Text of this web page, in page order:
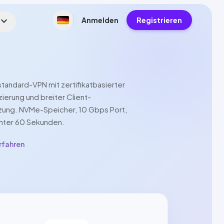
Anmelden Registrieren
VPN mit zertifikatbasierter
und breiter Client-
NVMe-Speicher, 10 Gbps Port,
60 Sekunden.